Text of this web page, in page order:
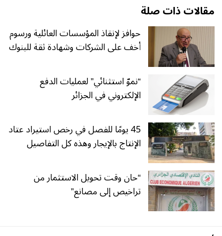
مقالات ذات صلة
حوافز لإنقاذ المؤسسات العائلية ورسوم
أخف على الشركات وشهادة ثقة للبنوك
“نموّ استثنائي” لعمليات الدفع
الإلكتروني في الجزائر
45 يومًا للفصل في رخص استيراد عتاد
الإنتاج بالإيجار وهذه كل التفاصيل
“حان وقت تحويل الاستثمار من
تراخيص إلى مصانع”